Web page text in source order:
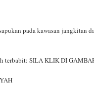
pada kawasan jangkitan
terbabit: SILA KLIK DI